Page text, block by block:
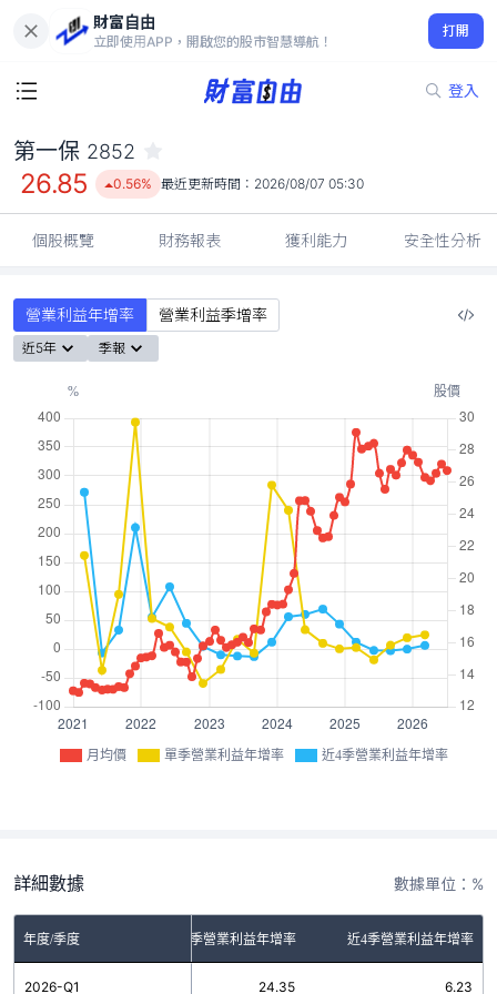
財富自由
立即使用APP，開啟您的股市智慧導航！
打開
登入
26.85
0.56%
第一保 2852
26.85 0.56% 最近更新時間： 2026/08/07 05:30
個股概覽 財務報表 獲利能力 安全性分析
營業利益年增率 營業利益季增率
近5年 季報
月均價 單季營業利益年增率 近4季營業利益年增率
詳細數據 數據單位：%
年度/季度 單季營業利益年增率 近4季營業利益年增率
2026-Q1 24.35 6.23